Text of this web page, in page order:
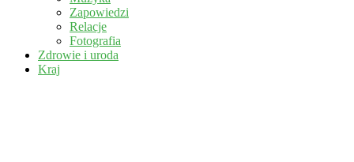
Zapowiedzi
Relacje
Fotografia
Zdrowie i uroda
Kraj